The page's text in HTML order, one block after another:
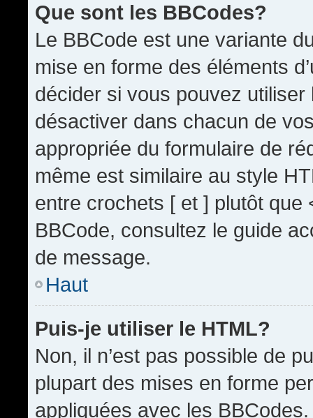
Que sont les BBCodes?
Le BBCode est une variante
mise en forme des éléments
décider si vous pouvez
désactiver dans chacun de
appropriée du formulaire de
même est similaire au style
entre crochets [ et ] plutôt que
BBCode, consultez le guide
de message.
Haut
Puis-je utiliser le HTML?
Non, il n’est pas possible de
plupart des mises en forme
appliquées avec les BBCodes.